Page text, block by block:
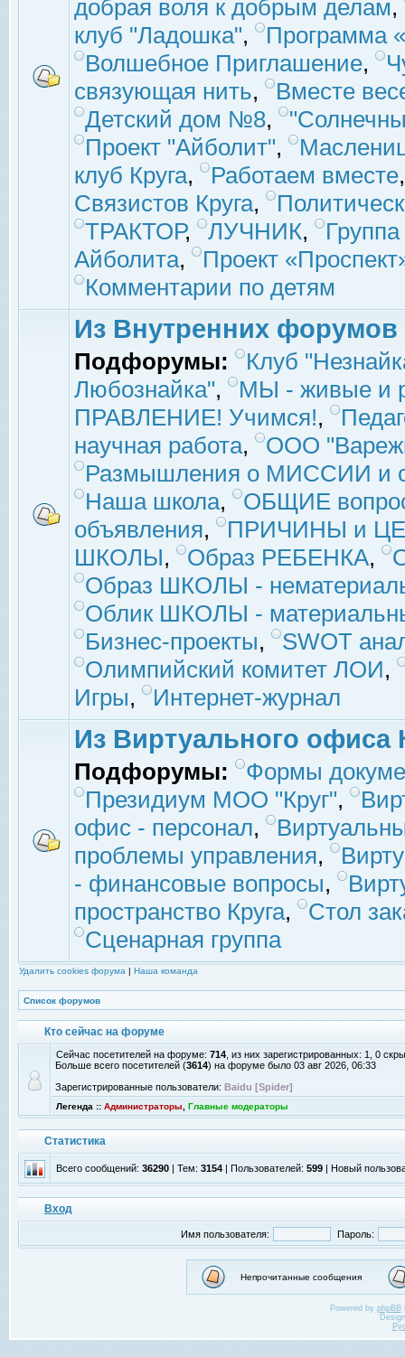
добрая воля к добрым делам,
клуб "Ладошка",
Программа
Волшебное Приглашение,
связующая нить,
Вместе
Детский дом №8,
Проект "Айболит",
клуб Круга, Работаем вместе
Связистов Круга,
ТРАКТОР, ЛУЧНИК,
Айболита,
Проект
Комментарии по детям
Из Внутренних форумов
Подфорумы:
Клуб
Любознайка",
МЫ - живые и
ПРАВЛЕНИЕ! Учимся!,
научная работа,
ООО
Размышления о МИССИИ и
Наша школа,
ОБЩИЕ
объявления,
ПРИЧИНЫ и
ШКОЛЫ, Образ РЕБЕНКА,
Образ ШКОЛЫ -
Облик ШКОЛЫ -
Бизнес-проекты,
SWOT
Олимпийский комитет ЛОИ,
Игры, Интернет-журнал
Из Виртуального офиса
Подфорумы:
Формы
Президиум МОО "Круг",
офис - персонал,
проблемы управления,
- финансовые вопросы,
пространство Круга,
Стол
Сценарная группа
Удалить cookies форума | Наша команда
Список форумов
Кто сейчас на форуме
Сейчас посетителей на форуме: 714 , из них зарегистрированных: 1, 0
Больше всего посетителей (3614) на форуме было 03 авг 2026, 06:33
Зарегистрированные пользователи: Baidu [Spider]
Легенда :: Администраторы Главные модераторы
Статистика
Всего сообщений: 36290 | Тем: 3154 | Пользователей: 599 | Новый
Вход
Имя пользователя: Пароль:
Непрочитанные сообщения
Powered by phpBB